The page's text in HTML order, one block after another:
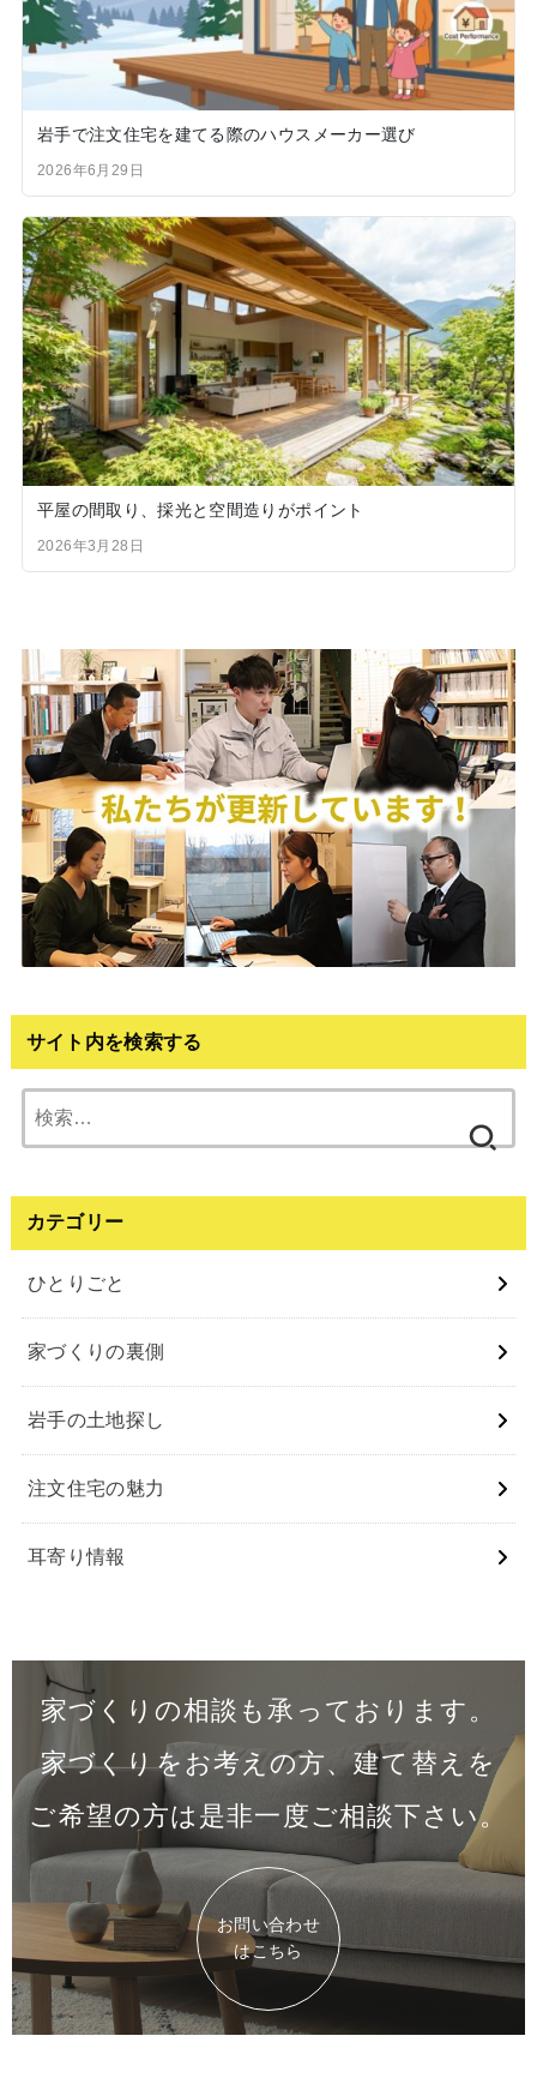
岩手で注文住宅を建てる際のハウスメーカー選び
2026年6月29日
平屋の間取り、採光と空間造りがポイント
2026年3月28日
サイト内を検索する
カテゴリー
ひとりごと
家づくりの裏側
岩⼿の⼟地探し
注⽂住宅の魅⼒
⽿寄り情報
家づくりの相談も承っております。
家づくりをお考えの方、建て替えを
ご希望の方は是非一度ご相談下さい。
お問い合わせ
はこちら